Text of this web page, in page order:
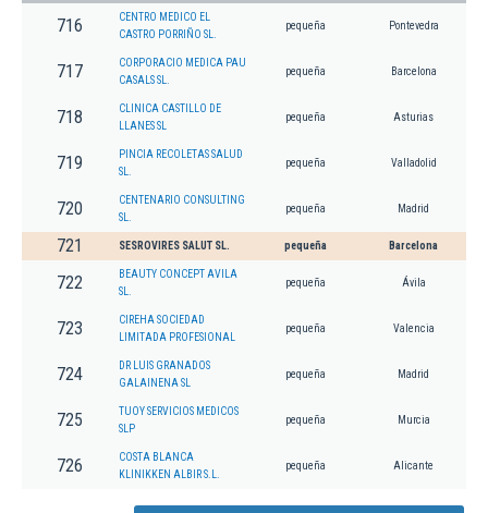
716
CENTRO MEDICO EL
CASTRO PORRIÑO SL.
pequeña Pontevedra
717
CORPORACIO MEDICA PAU
CASALS SL.
pequeña Barcelona
718
CLINICA CASTILLO DE
LLANES SL
pequeña Asturias
719
PINCIA RECOLETAS SALUD
SL.
pequeña Valladolid
720
CENTENARIO CONSULTING
SL.
pequeña Madrid
721 SESROVIRES SALUT SL. pequeña Barcelona
722
BEAUTY CONCEPT AVILA
SL.
pequeña Ávila
723
CIREHA SOCIEDAD
LIMITADA PROFESIONAL
pequeña Valencia
724
DR LUIS GRANADOS
GALAINENA SL
pequeña Madrid
725
TUOY SERVICIOS MEDICOS
SLP
pequeña Murcia
726
COSTA BLANCA
KLINIKKEN ALBIR S.L.
pequeña Alicante